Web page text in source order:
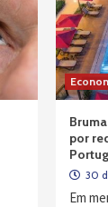
por
30
Em